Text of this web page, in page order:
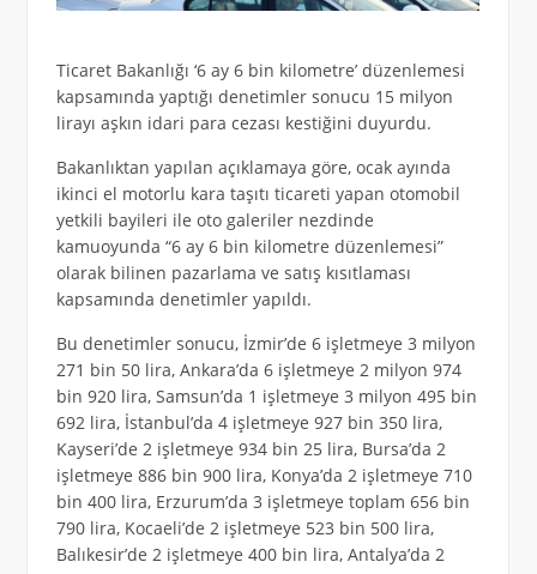
Ticaret Bakanlığı ‘6 ay 6 bin kilometre’ düzenlemesi
kapsamında yaptığı denetimler sonucu 15 milyon
lirayı aşkın idari para cezası kestiğini duyurdu.
Bakanlıktan yapılan açıklamaya göre, ocak ayında
ikinci el motorlu kara taşıtı ticareti yapan otomobil
yetkili bayileri ile oto galeriler nezdinde
kamuoyunda “6 ay 6 bin kilometre düzenlemesi”
olarak bilinen pazarlama ve satış kısıtlaması
kapsamında denetimler yapıldı.
Bu denetimler sonucu, İzmir’de 6 işletmeye 3 milyon
271 bin 50 lira, Ankara’da 6 işletmeye 2 milyon 974
bin 920 lira, Samsun’da 1 işletmeye 3 milyon 495 bin
692 lira, İstanbul’da 4 işletmeye 927 bin 350 lira,
Kayseri’de 2 işletmeye 934 bin 25 lira, Bursa’da 2
işletmeye 886 bin 900 lira, Konya’da 2 işletmeye 710
bin 400 lira, Erzurum’da 3 işletmeye toplam 656 bin
790 lira, Kocaeli’de 2 işletmeye 523 bin 500 lira,
Balıkesir’de 2 işletmeye 400 bin lira, Antalya’da 2